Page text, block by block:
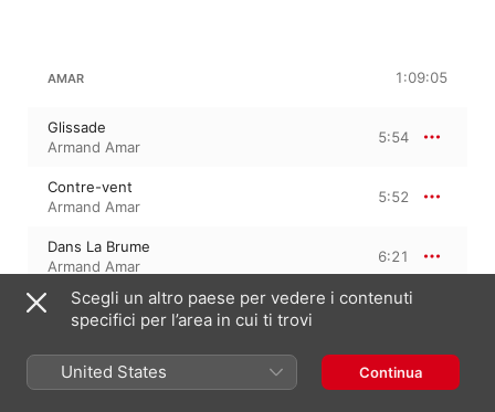
AMAR 1:09:05
Glissade
Armand Amar
5:54
Contre-vent
Armand Amar
5:52
Dans La Brume
Armand Amar
6:21
Les Lanternes
Armand Amar
05 Les Helices
Armand Amar
5:51
Scegli un altro paese per vedere i contenuti
specifici per l’area in cui ti trovi
United States Continua